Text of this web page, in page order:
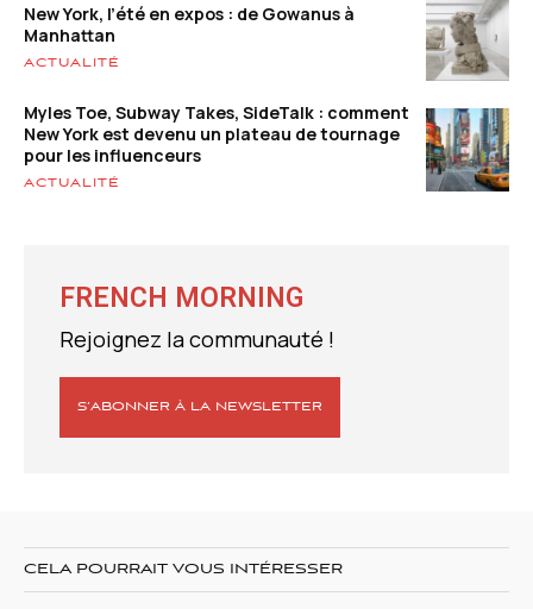
New York, l’été en expos : de Gowanus à
Manhattan
ACTUALITÉ
Myles Toe, Subway Takes, SideTalk : comment
New York est devenu un plateau de tournage
pour les influenceurs
ACTUALITÉ
FRENCH MORNING
Rejoignez la communauté !
S’ABONNER À LA NEWSLETTER
CELA POURRAIT VOUS INTÉRESSER